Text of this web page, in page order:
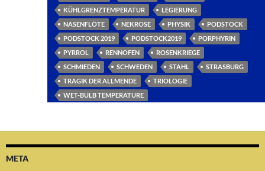
KÜHLGRENZTEMPERATUR
LEGIERUNG
NASENFLÖTE
NEKROSE PHYSIK
PODSTOCK
PODSTOCK 2019
PODSTOCK2019
PORPHYRIN
PYRROL
RENNOFEN
ROSENKRIEGE
SCHMIEDEN
SCHWEDEN STAHL
STRASBURG
TRAGIK DER ALLMENDE
TRIOLOGIE
WET-BULB TEMPERATURE
META